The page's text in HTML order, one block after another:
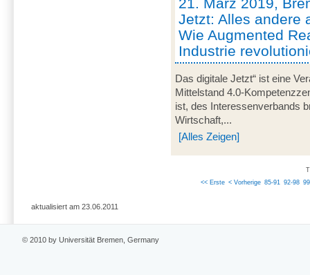
21. März 2019,
Jetzt: Alles andere
Wie Augmented
Industrie
Das digitale Jetzt“ ist eine
Mittelstand 4.0-
ist, des Interessenverbands
Wirtschaft,...
[Alles Zeigen]
<< Erste < Vorherige 85-91 92-98
aktualisiert am 23.06.2011
© 2010 by Universität Bremen, Germany